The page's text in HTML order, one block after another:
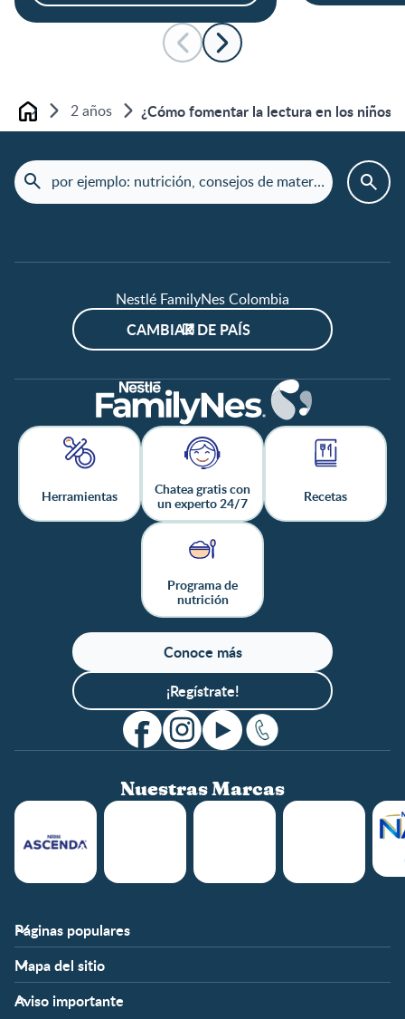
Home 2 años ¿Cómo fomentar la lectura en los niños?
Nestlé FamilyNes Colombia
CAMBIAR DE PAÍS
Herramientas
Chatea gratis con
un experto 24/7
Recetas
Programa de
nutrición
Conoce más
¡Regístrate!
Nuestras Marcas
Páginas populares
Nestlé FamilyNes
Expertos en Nutrición
Preguntas Frecuentes
Club
Mapa del sitio
Etapas
Preconcepción
Temas
Aviso importante